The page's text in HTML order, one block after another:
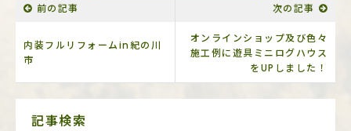
前の記事
内装フルリフォームin紀の川
市
次の記事
オンラインショップ及び色々
施工例に遊具ミニログハウス
をUPしました！
サ
記事検索